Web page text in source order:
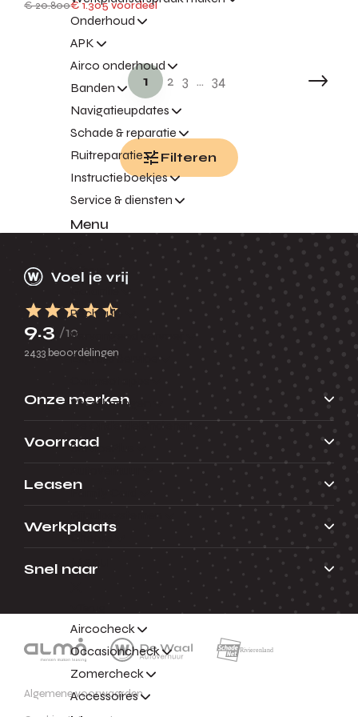
Onderhoud
APK
Airco onderhoud
Banden
Navigatieupdates
Schade & reparatie
Ruitreparatie
Instructieboekjes
Service & diensten
Menu
Terug
Pechhulp
Vervangend vervoer
Express Service
Verzekeringen
De Onderdelendienst
ServicePlus
Family Card
Aircocheck
Occasioncheck
Zomercheck
Accessoires
€ 20.800€ 1.305 voordeel
1 2 3 ... 34
Filteren
9.3 /10
2433 beoordelingen
Onze merken
Voorraad
Leasen
Werkplaats
Snel naar
Algemene voorwaarden